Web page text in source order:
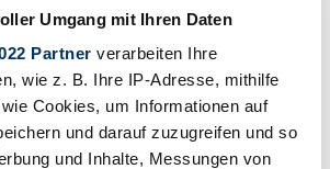
Umgang mit Ihren Daten
Partner verarbeiten Ihre
wie z. B. Ihre IP-Adresse, mithilfe
Cookies, um Informationen auf
und darauf zuzugreifen und so
und Inhalte, Messungen von
Model 6-70